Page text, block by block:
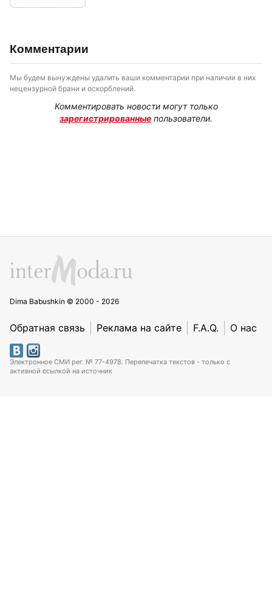
Комментарии
Мы будем вынуждены удалить ваши комментарии при наличии в них
нецензурной брани и оскорблений.
Комментировать новости могут только
зарегистрированные пользователи.
Dima Babushkin © 2000 - 2026
Обратная связь Реклама на сайте F.A.Q. О нас
Электронное СМИ рег. № 77-4978. Перепечатка текстов - только с
активной ссылкой на источник